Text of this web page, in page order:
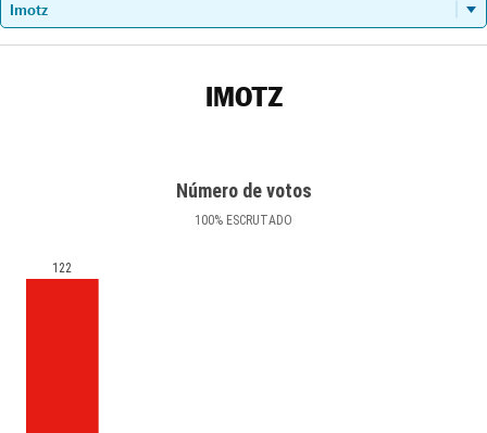
IMOTZ
Número de votos
100% ESCRUTADO
122